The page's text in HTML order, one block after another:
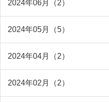
2024年06月（2）
2024年05月（5）
2024年04月（2）
2024年02月（2）